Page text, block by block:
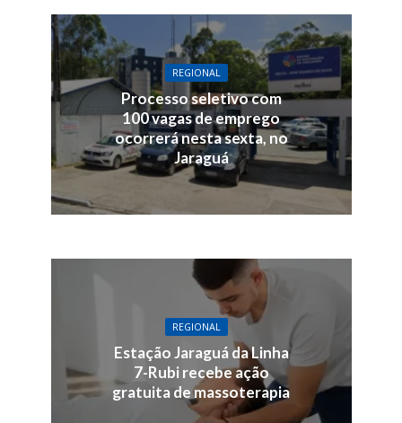
REGIONAL
Processo seletivo com
100 vagas de emprego
ocorrerá nesta sexta, no
Jaraguá
REGIONAL
Estação Jaraguá da Linha
7-Rubi recebe ação
gratuita de massoterapia